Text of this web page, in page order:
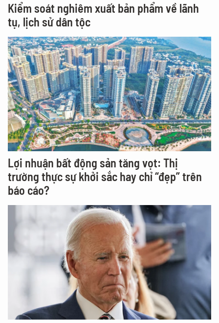
Kiểm soát nghiêm xuất bản phẩm về lãnh
tụ, lịch sử dân tộc
Lợi nhuận bất động sản tăng vọt: Thị
trường thực sự khởi sắc hay chỉ “đẹp” trên
báo cáo?